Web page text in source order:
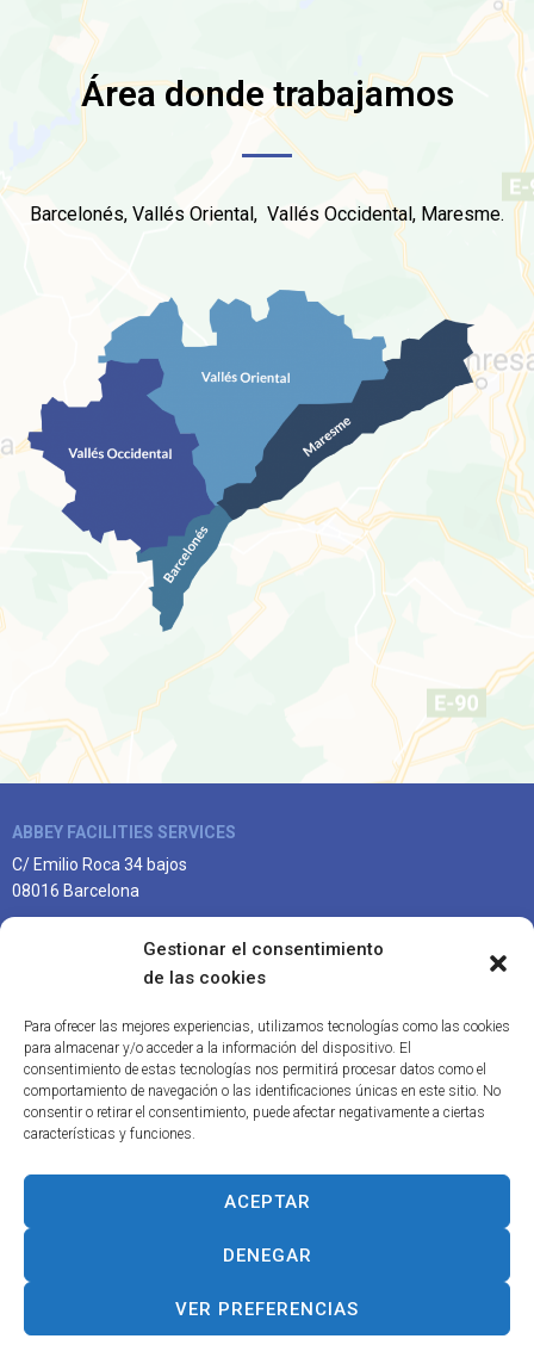
Gestionar el consentimiento
de las cookies
Para ofrecer las mejores experiencias, utilizamos tecnologías como las cookies
para almacenar y/o acceder a la información del dispositivo. El
consentimiento de estas tecnologías nos permitirá procesar datos como el
comportamiento de navegación o las identificaciones únicas en este sitio. No
consentir o retirar el consentimiento, puede afectar negativamente a ciertas
características y funciones.
ACEPTAR
DENEGAR
VER PREFERENCIAS
Área donde trabajamos
Barcelonés, Vallés Oriental, Vallés Occidental, Maresme.
ABBEY FACILITIES SERVICES
C/ Emilio Roca 34 bajos
08016 Barcelona
610 47 17 94
HORARIO ATENCIÓN AL CLIENTE
Lunes a viernes:
07:00 -15:00
Para nuestros clientes disponemos de servicio de Atención de
llamando al 610471794
Aviso Legal
Política de Privacidad Política de cookies